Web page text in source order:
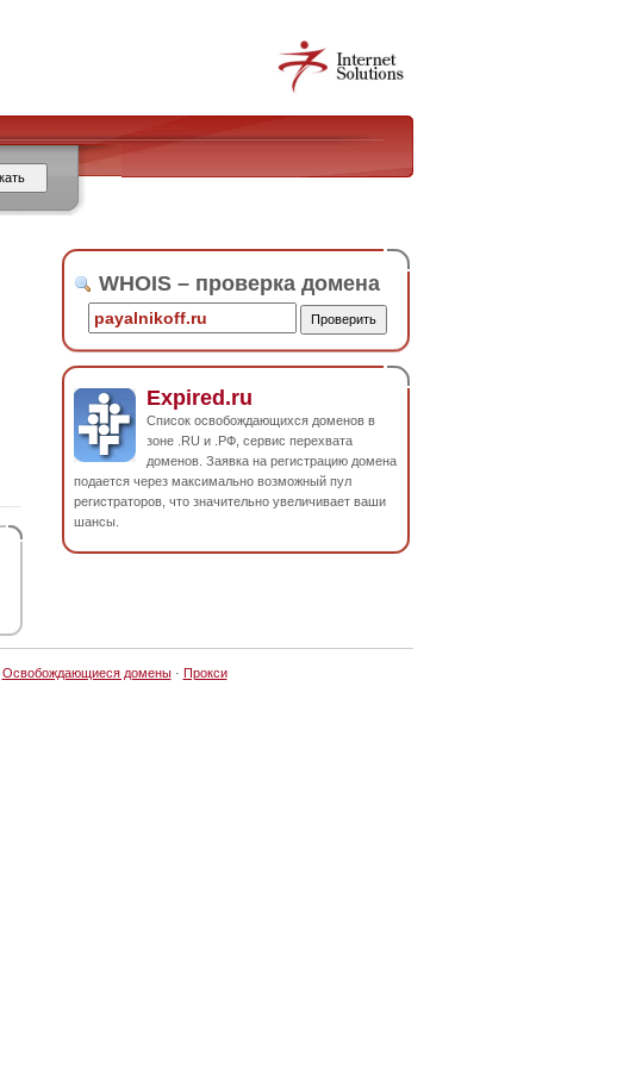
WHOIS – проверка домена
Expired.ru
Список освобождающихся доменов в
зоне .RU и .РФ, сервис перехвата
доменов. Заявка на регистрацию домена
подается через максимально возможный пул
регистраторов, что значительно увеличивает ваши
шансы.
Освобождающиеся домены· Прокси